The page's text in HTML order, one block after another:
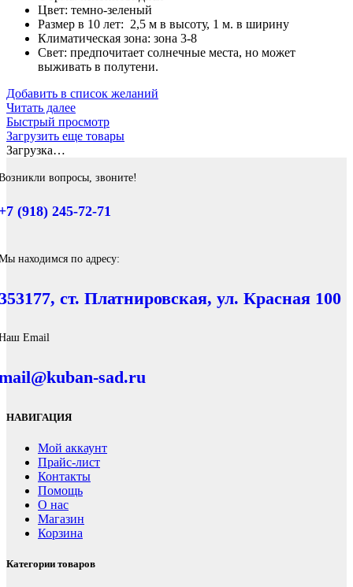
Цвет: темно-зеленый
Размер в 10 лет: 2,5 м в высоту, 1 м. в ширину
Климатическая зона: зона 3-8
Свет: предпочитает солнечные места, но может
выживать в полутени.
Добавить в список желаний
Читать далее
Быстрый просмотр
Загрузить еще товары
Загрузка…
вопросы, звоните!
(918) 245-72-71
находимся по адресу:
ст. Платнировская, ул. Красная 100
Email
sad.ru
НАВИГАЦИЯ
Мой аккаунт
Прайс-лист
Контакты
Помощь
О нас
Магазин
Корзина
Категории товаров